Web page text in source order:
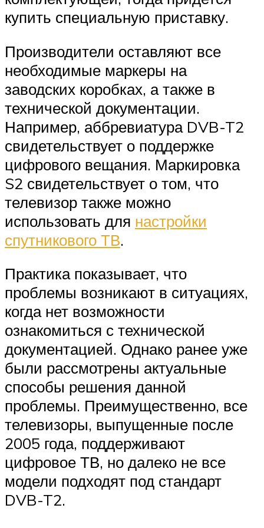
купить специальную приставку.
Производители оставляют все
необходимые маркеры на
заводских коробках, а также в
технической документации.
Например, аббревиатура DVB-T2
свидетельствует о поддержке
цифрового вещания. Маркировка
S2 свидетельствует о том, что
телевизор также можно
использовать для настройки
спутникового ТВ.
Практика показывает, что
проблемы возникают в ситуациях,
когда нет возможности
ознакомиться с технической
документацией. Однако ранее уже
были рассмотрены актуальные
способы решения данной
проблемы. Преимущественно, все
телевизоры, выпущенные после
2005 года, поддерживают
цифровое ТВ, но далеко не все
модели подходят под стандарт
DVB-T2.